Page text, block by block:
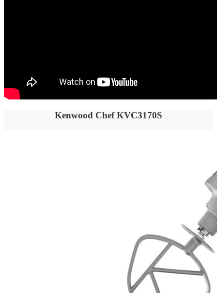
Kenwood Chef KVC3170S